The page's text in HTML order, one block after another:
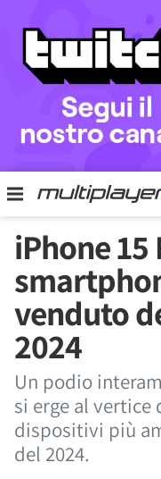
iPhone 15
venduto
2024
Un podio
si erge al vertice
dispositivi più
del 2024.